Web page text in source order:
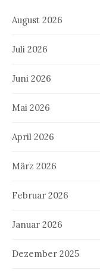
August 2026
Juli 2026
Juni 2026
Mai 2026
April 2026
März 2026
Februar 2026
Januar 2026
Dezember 2025